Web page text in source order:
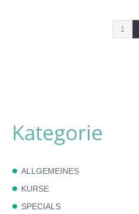
1
Kategorie
ALLGEMEINES
KURSE
SPECIALS